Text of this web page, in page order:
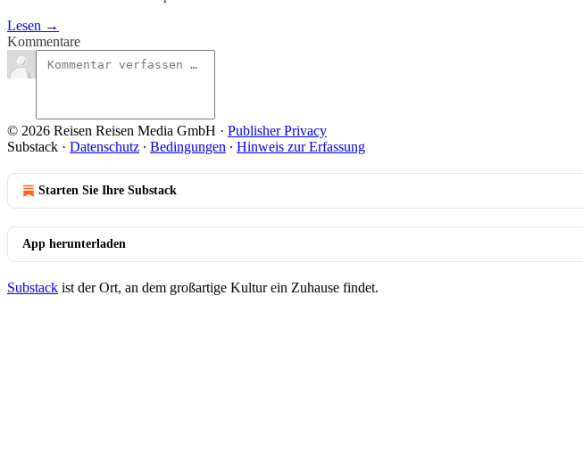
Lesen →
Kommentare
© 2026 Reisen Reisen Media GmbH · Publisher Privacy
Substack · Datenschutz ∙ Bedingungen ∙ Hinweis zur Erfassung
Starten Sie Ihre Substack
App herunterladen
Substack ist der Ort, an dem großartige Kultur ein Zuhause findet.